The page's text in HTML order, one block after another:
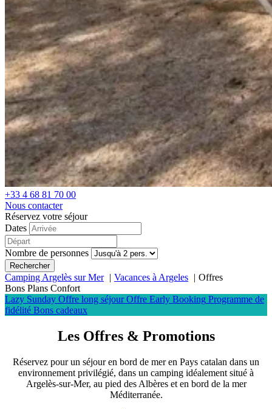
+33 4 68 81 70 00
Nous contacter
Réservez votre séjour
Dates
Nombre de personnes
Rechercher
Camping Argelès sur Mer Vacances à Argeles
Offres
Bons Plans Confort
Lazy Sunday Offre long séjour Offre Early Booking Programme de
fidélité Bons cadeaux
Les Offres& Promotions
Réservez pour un séjour en bord de mer en Pays catalan dans un
environnement privilégié, dans un camping idéalement situé à
Argelès-sur-Mer, au pied des Albères et en bord de la mer
Méditerranée.